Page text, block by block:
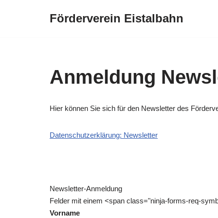
Förderverein Eistalbahn
Anmeldung
Hier können Sie sich für den Newsletter des
Datenschutzerklärung: Newsletter
Newsletter-Anmeldung
Felder mit einem <span class="ninja-forms-req-
Vorname